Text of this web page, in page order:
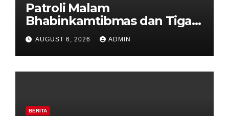
Patroli Malam
Bhabinkamtibmas dan Tiga
Pilar Kelurahan Ungaran
Perkuat Kamtibmas, Warga
Diajak Aktifkan Ronda
AUGUST 6, 2026 ADMIN
BERITA